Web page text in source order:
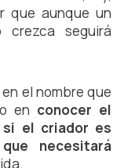
que aunque un
crezca seguirá
el nombre que
en conocer el
el criador es
necesitará